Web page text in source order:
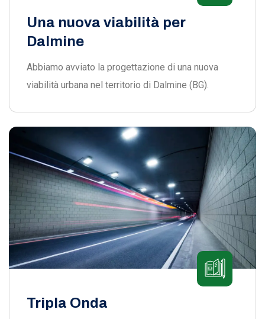
Una nuova viabilità per
Dalmine
Abbiamo avviato la progettazione di una nuova
viabilità urbana nel territorio di Dalmine (BG).
Tripla Onda